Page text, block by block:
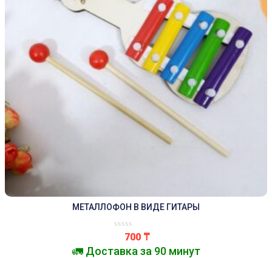
МЕТАЛЛОФОН В ВИДЕ ГИТАРЫ
700 ₸
🚛 Доставка за 90 минут